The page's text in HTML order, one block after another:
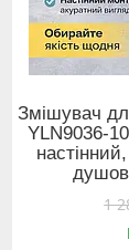
Змішувач
YLN9036-
1